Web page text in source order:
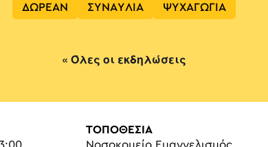
ΔΩΡΕΑΝ ΣΥΝΑΥΛΙΑ ΨΥΧΑΓΩΓΙΑ
« Όλες οι εκδηλώσεις
ΤΟΠΟΘΕΣΙΑ